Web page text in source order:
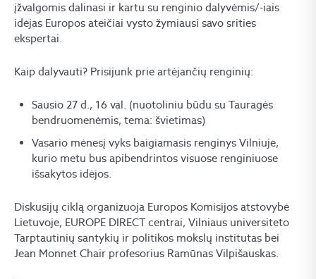
įžvalgomis dalinasi ir kartu su renginio dalyvėmis/-iais
idėjas Europos ateičiai vysto žymiausi savo srities
ekspertai.
Kaip dalyvauti? Prisijunk prie artėjančių renginių:
Sausio 27 d., 16 val. (nuotoliniu būdu su Tauragės
bendruomenėmis, tema: švietimas)
Vasario mėnesį vyks baigiamasis renginys Vilniuje,
kurio metu bus apibendrintos visuose renginiuose
išsakytos idėjos.
Diskusijų ciklą organizuoja Europos Komisijos atstovybė
Lietuvoje, EUROPE DIRECT centrai, Vilniaus universiteto
Tarptautinių santykių ir politikos mokslų institutas bei
Jean Monnet Chair profesorius Ramūnas Vilpišauskas.